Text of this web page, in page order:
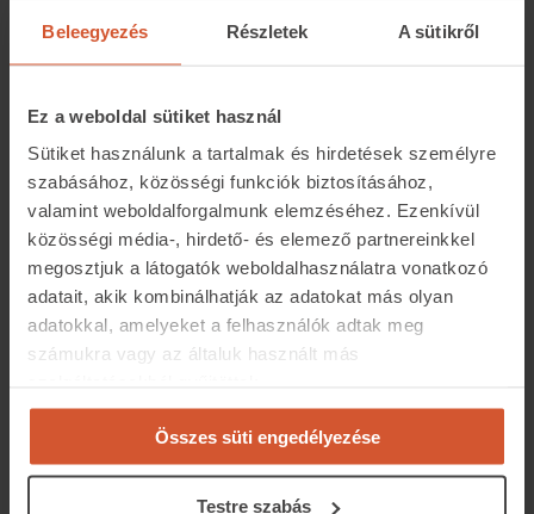
Beleegyezés Részletek A sütikről
Ez a weboldal sütiket használ
Sütiket használunk a tartalmak és hirdetések személyre
szabásához, közösségi funkciók biztosításához,
valamint weboldalforgalmunk elemzéséhez. Ezenkívül
közösségi média-, hirdető- és elemező partnereinkkel
megosztjuk a látogatók weboldalhasználatra vonatkozó
adatait, akik kombinálhatják az adatokat más olyan
adatokkal, amelyeket a felhasználók adtak meg
számukra vagy az általuk használt más
Összes süti engedélyezése
Testre szabás
ingatlanmérnök – tudósítás az élő adásról
2024.10.09 4 perc olvasási idő
Tudod, mit veszel? Így segít az ingatlanmérnök az
adásvételben